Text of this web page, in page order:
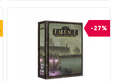
Gry planszowe i towarzyskie / Dodatki
Barrage: Projekt
Leeghwatera (edycja
polska)
Walka o kontrolę nad energią wodną
staje się jeszcze bardziej intensywna
☆
☆
☆
☆
☆
Wysyłka w poniedziałek
-27%